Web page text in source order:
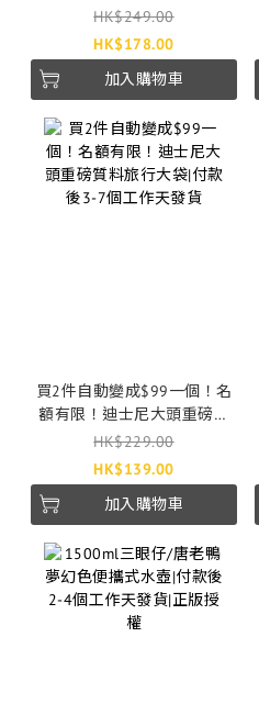
HK$249.00
HK$178.00
加入購物車
買2件自動變成$99一個！名
額有限！迪士尼大頭重磅質
料旅行大袋|付款後3-7個工作
天發貨
HK$229.00
HK$139.00
加入購物車